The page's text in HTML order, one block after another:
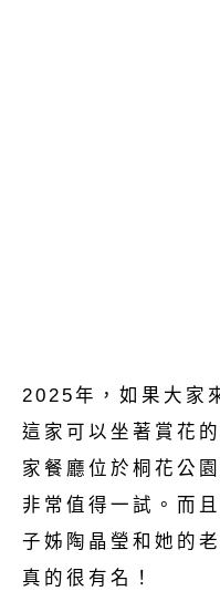
2025年，如果大家
這家可以坐著賞花
家餐廳位於桐花公
非常值得一試。而
子姊陶晶瑩和她的
真的很有名！